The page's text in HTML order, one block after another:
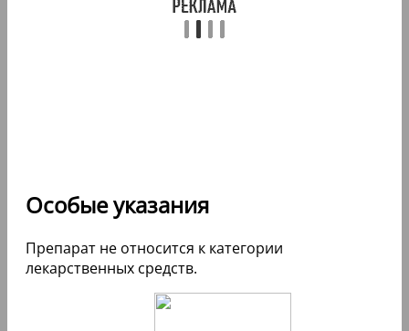
Особые указания
Препарат не относится к категории
лекарственных средств.